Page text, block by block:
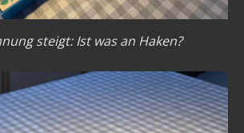
steigt: Ist was an Haken?